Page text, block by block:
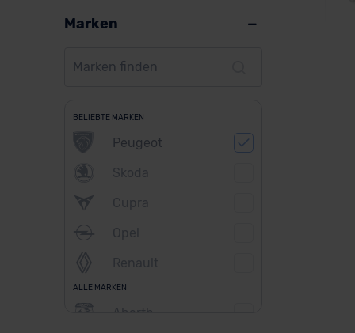
Marken
BELIEBTE MARKEN
Peugeot
Skoda
Cupra
Opel
Renault
ALLE MARKEN
Abarth